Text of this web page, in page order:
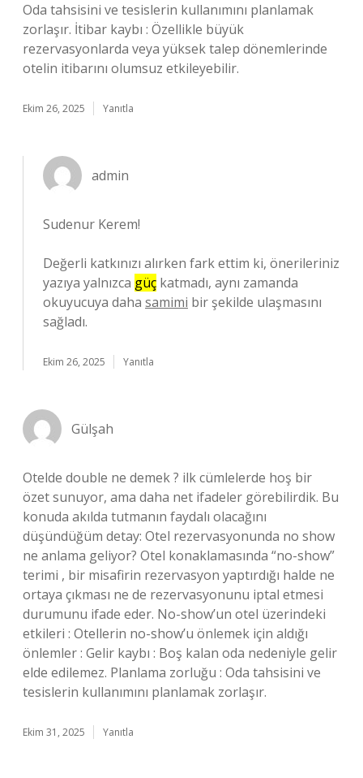
Oda tahsisini ve tesislerin kullanımını planlamak
zorlaşır. İtibar kaybı : Özellikle büyük
rezervasyonlarda veya yüksek talep dönemlerinde
otelin itibarını olumsuz etkileyebilir.
Ekim 26, 2025 Yanıtla
admin
Sudenur Kerem!
Değerli katkınızı alırken fark ettim ki, önerileriniz
yazıya yalnızca güç katmadı, aynı zamanda
okuyucuya daha samimi bir şekilde ulaşmasını
sağladı.
Ekim 26, 2025 Yanıtla
Gülşah
Otelde double ne demek ? ilk cümlelerde hoş bir
özet sunuyor, ama daha net ifadeler görebilirdik. Bu
konuda akılda tutmanın faydalı olacağını
düşündüğüm detay: Otel rezervasyonunda no show
ne anlama geliyor? Otel konaklamasında “no-show”
terimi , bir misafirin rezervasyon yaptırdığı halde ne
ortaya çıkması ne de rezervasyonunu iptal etmesi
durumunu ifade eder. No-show’un otel üzerindeki
etkileri : Otellerin no-show’u önlemek için aldığı
önlemler : Gelir kaybı : Boş kalan oda nedeniyle gelir
elde edilemez. Planlama zorluğu : Oda tahsisini ve
tesislerin kullanımını planlamak zorlaşır.
Ekim 31, 2025 Yanıtla